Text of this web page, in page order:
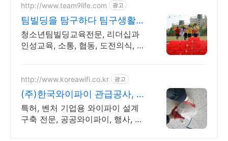
http://www.team9life.com 광고
팀빌딩을 탐구하다 팀구생활
교육효과 높인 유쾌한 팀빌딩
청소년팀빌딩교육전문, 리더십과
인성교육, 소통, 협동, 도전의식, 성
http://www.koreawifi.co.kr 광고
(주)한국와이파이 관급공사, 건
설공사 가능
특허, 벤처 기업용 와이파이 설계
구축 전문, 공공와이파이, 행사, 이